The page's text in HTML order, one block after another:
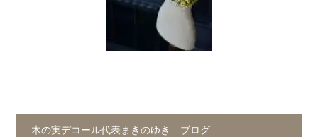
木の実デコール代表まきのゆき ブログ